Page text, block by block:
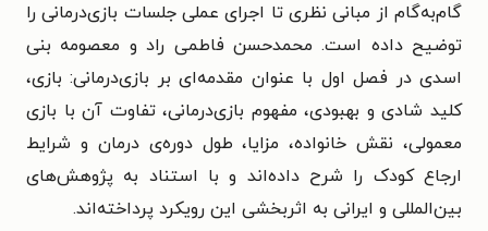
گام‌به‌گام از مبانی نظری تا اجرای عملی جلسات بازی‌درمانی را
توضیح داده است. محمدحسن فاطمی‌ راد و معصومه بنی‌
اسدی در فصل اول با عنوان مقدمه‌ای بر بازی‌درمانی: بازی،
کلید شادی و بهبودی، مفهوم بازی‌درمانی، تفاوت آن با بازی
معمولی، نقش خانواده، مزایا، طول دوره‌ی درمان و شرایط
ارجاع کودک را شرح داده‌اند و با استناد به پژوهش‌های
بین‌المللی و ایرانی به اثربخشی این رویکرد پرداخته‌اند.